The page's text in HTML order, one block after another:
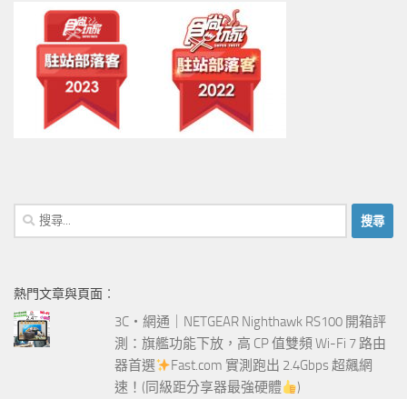
搜
尋
字:
熱門文章與頁面︰
3C‧網通｜NETGEAR Nighthawk RS100 開箱評
測：旗艦功能下放，高 CP 值雙頻 Wi-Fi 7 路由
器首選
Fast.com 實測跑出 2.4Gbps 超飆網
速！(同級距分享器最強硬體
)